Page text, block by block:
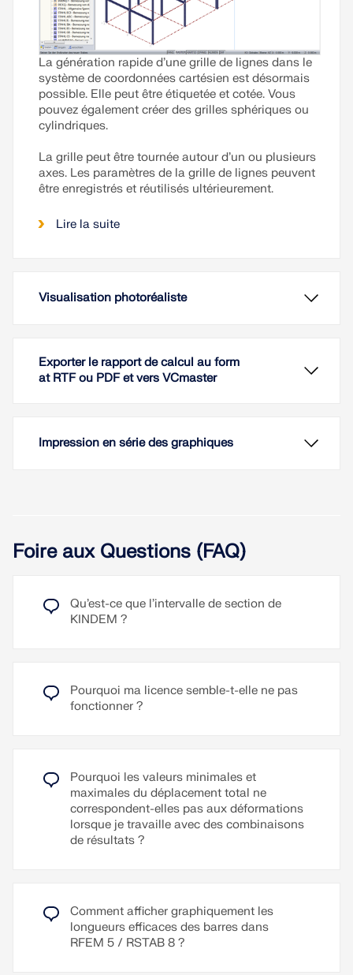
La génération rapide d’une grille de lignes dans le
système de coordonnées cartésien est désormais
possible. Elle peut être étiquetée et cotée. Vous
pouvez également créer des grilles sphériques ou
cylindriques.
La grille peut être tournée autour d’un ou plusieurs
axes. Les paramètres de la grille de lignes peuvent
être enregistrés et réutilisés ultérieurement.
Lire la suite
Visualisation photoréaliste
Grâce à la visualisation photoréaliste du modèle
être librement ajustées et enregistrées séparément
pour l’écran et l’impression.
Exporter le rapport de calcul au form
at RTF ou PDF et vers VCmaster
Les résultats du rapport d'impression peuvent être
paramétrés dans différentes langues : allemand,
D’autres langues peuvent être définies par
l’utilisateur.
Des textes supplémentaires peuvent être importés
que dans VCmaster.
Lire la suite
Impression en série des graphiques
préalablement définies. Par exemple, il est possible
avec un clic d'imprimer les efforts internes en vue
isométrique.
Lire la suite
Foire aux Questions (FAQ)
Qu’est-ce que l’intervalle de section de
KINDEM ?
Pourquoi ma licence semble-t-elle ne pas
fonctionner ?
Pourquoi les valeurs minimales et
maximales du déplacement total ne
correspondent-elles pas aux déformations
lorsque je travaille avec des combinaisons
de résultats ?
Comment afficher graphiquement les
longueurs efficaces des barres dans
RFEM 5 / RSTAB 8 ?